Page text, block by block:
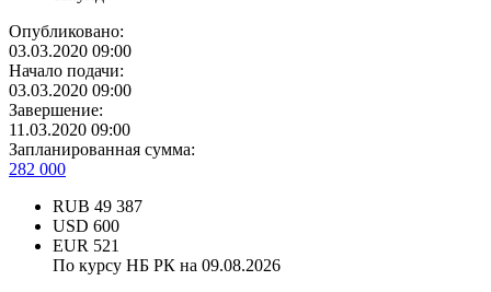
Опубликовано:
03.03.2020 09:00
Начало подачи:
03.03.2020 09:00
Завершение:
11.03.2020 09:00
Запланированная сумма:
282 000
RUB 49 387
USD 600
EUR 521
По курсу НБ РК на 09.08.2026